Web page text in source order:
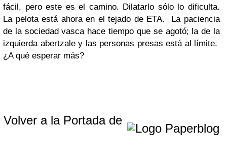
fácil, pero este es el camino. Dilatarlo sólo lo dificulta.
La pelota está ahora en el tejado de ETA. La paciencia
de la sociedad vasca hace tiempo que se agotó; la de la
izquierda abertzale y las personas presas está al límite.
¿A qué esperar más?
Volver a la Portada de